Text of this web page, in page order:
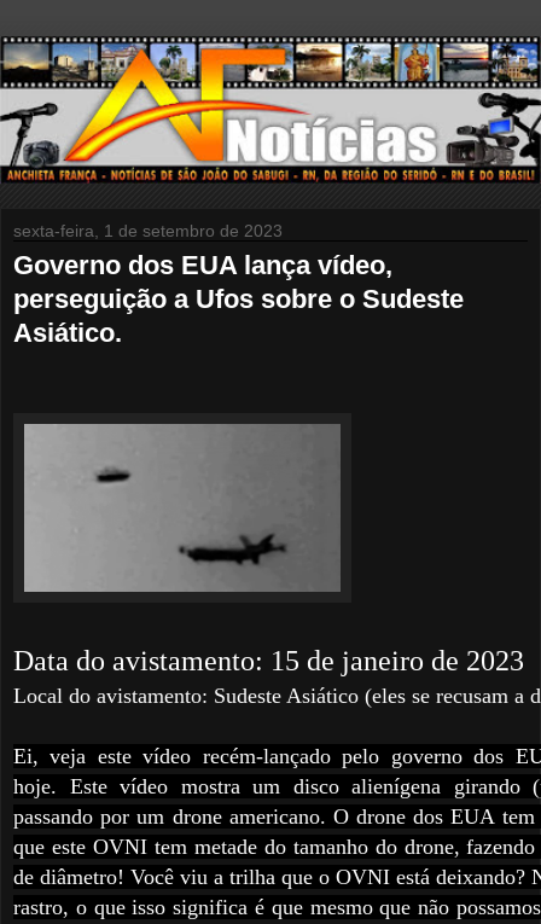
sexta-feira, 1 de setembro de 2023
Governo dos EUA lança vídeo,
perseguição a Ufos sobre o Sudeste
Asiático.
Data do avistamento: 15 de janeiro de 2023
Local do avistamento: Sudeste Asiático (eles se recusam a
Ei, veja este vídeo recém-lançado pelo governo dos
hoje. Este vídeo mostra um disco alienígena girando
passando por um drone americano. O drone dos EUA
que este OVNI tem metade do tamanho do drone,
de diâmetro! Você viu a trilha que o OVNI está deixando?
rastro, o que isso significa é que mesmo que não